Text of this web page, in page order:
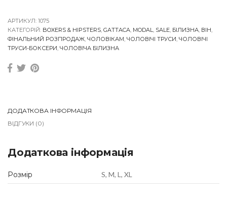
c
a
M
o
a
c
o
l
q
u
n
t
АРТИКУЛ: 1075
КАТЕГОРІЙ: BOXERS & HIPSTERS GATTACA MODAL SALE БІЛИЗНА ВІН
ФІНАЛЬНИЙ РОЗПРОДАЖ ЧОЛОВІКАМ ЧОЛОВІЧІ ТРУСИ ЧОЛОВІЧІ
ТРУСИ-БОКСЕРИ ЧОЛОВІЧА БІЛИЗНА
ДОДАТКОВА ІНФОРМАЦІЯ
ВІДГУКИ (0)
Додаткова інформація
Розмір S, M, L, XL